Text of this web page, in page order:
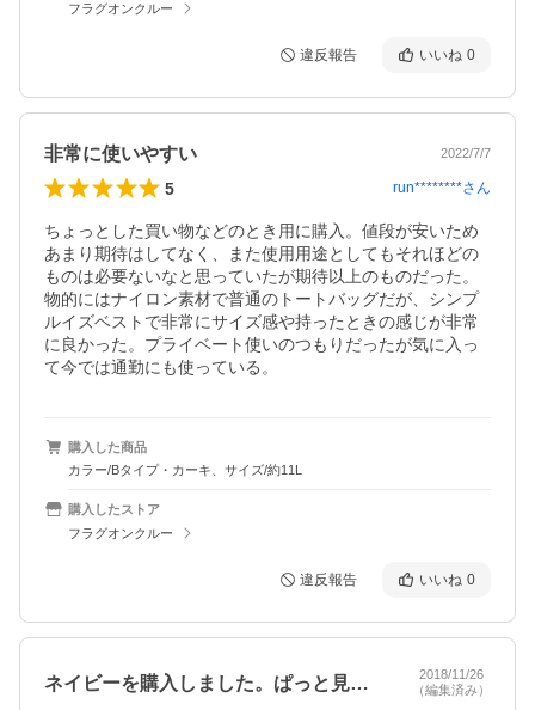
フラグオンクルー
違反報告 いいね 0
非常に使いやすい 2022/7/7
5 run********さん
ちょっとした買い物などのとき用に購入。値段が安いため
あまり期待はしてなく、また使用用途としてもそれほどの
ものは必要ないなと思っていたが期待以上のものだった。
物的にはナイロン素材で普通のトートバッグだが、シンプ
ルイズベストで非常にサイズ感や持ったときの感じが非常
に良かった。プライベート使いのつもりだったが気に入っ
て今では通勤にも使っている。
購入した商品
カラー/Bタイプ・カーキ、サイズ/約11L
購入したストア
フラグオンクルー
違反報告 いいね 0
ネイビーを購入しました。ぱっと見は少々…
2018/11/26
（編集済み）